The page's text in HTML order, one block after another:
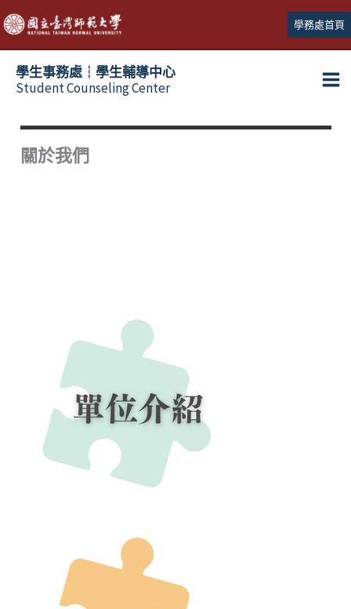
跳
至
主
學務處首頁
學生事務處┆學生輔導中心
Student Counseling Center
關於我們